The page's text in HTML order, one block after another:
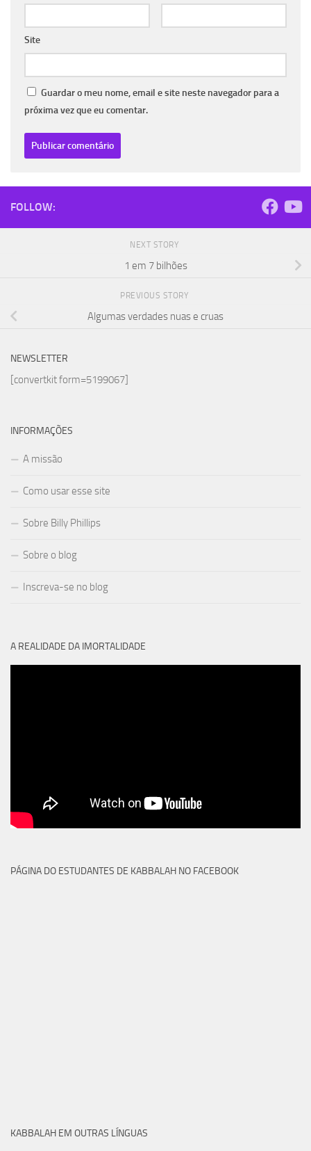
Site
Guardar o meu nome, email e site neste navegador para a
próxima vez que eu comentar.
FOLLOW:
NEXT STORY
1 em 7 bilhões
PREVIOUS STORY
Algumas verdades nuas e cruas
NEWSLETTER
[convertkit form=5199067]
INFORMAÇÕES
A missão
Como usar esse site
Sobre Billy Phillips
Sobre o blog
Inscreva-se no blog
A REALIDADE DA IMORTALIDADE
PÁGINA DO ESTUDANTES DE KABBALAH NO FACEBOOK
KABBALAH EM OUTRAS LÍNGUAS